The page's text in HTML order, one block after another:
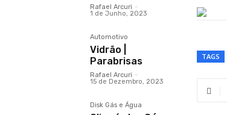
Rafael Arcuri -
1 de Junho, 2023
Automotivo
Vidrão |
Parabrisas
Rafael Arcuri -
15 de Dezembro, 2023
Disk Gás e Água
TAGS